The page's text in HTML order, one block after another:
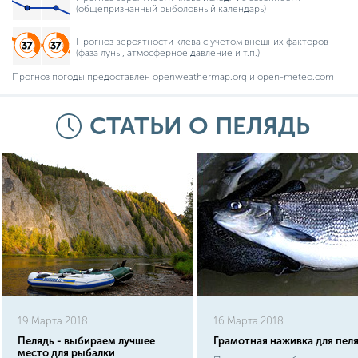
(общепризнанный рыболовный календарь)
Прогноз вероятности клева с учетом внешних факторов
(фаза луны, атмосферное давление и т.п.)
Прогноз погоды предоставлен openweathermap.org и open-meteo.com
СТАТЬИ О ПЕЛЯДЬ
19 Марта 2018
Пелядь - выбираем лучшее
место для рыбалки
16 Марта 2018
Грамотная наживка для